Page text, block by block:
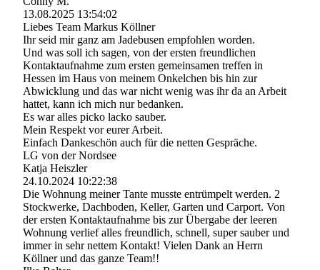
13.08.2025 13:54:02
Liebes Team Markus Köllner
Ihr seid mir ganz am Jadebusen empfohlen worden.
Und was soll ich sagen, von der ersten freundlichen
Kontaktaufnahme zum ersten gemeinsamen treffen in
Hessen im Haus von meinem Onkelchen bis hin zur
Abwicklung und das war nicht wenig was ihr da an Arbeit
hattet, kann ich mich nur bedanken.
Es war alles picko lacko sauber.
Mein Respekt vor eurer Arbeit.
Einfach Dankeschön auch für die netten Gespräche.
LG von der Nordsee
Katja Heiszler
24.10.2024 10:22:38
Die Wohnung meiner Tante musste entrümpelt werden. 2
Stockwerke, Dachboden, Keller, Garten und Carport. Von
der ersten Kontaktaufnahme bis zur Übergabe der leeren
Wohnung verlief alles freundlich, schnell, super sauber und
immer in sehr nettem Kontakt! Vielen Dank an Herrn
Köllner und das ganze Team!!